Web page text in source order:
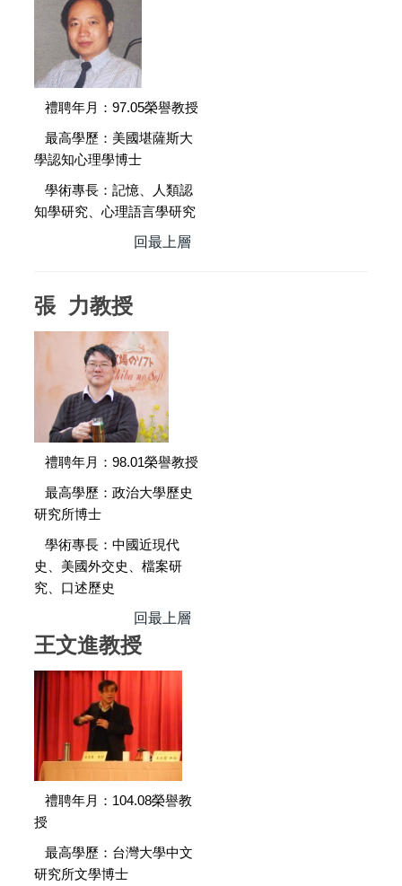
禮聘年月：97.05榮譽教授
最高學歷：美國堪薩斯大
學認知心理學博士
學術專長：記憶、人類認
知學研究、心理語言學研究
回最上層
張 力教授
禮聘年月：98.01榮譽教授
最高學歷：政治大學歷史
研究所博士
學術專長：中國近現代
史、美國外交史、檔案研
究、口述歷史
回最上層
王文進教授
禮聘年月：104.08榮譽教
授
最高學歷：台灣大學中文
研究所文學博士